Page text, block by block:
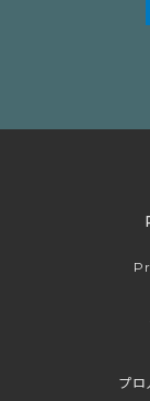
プロ